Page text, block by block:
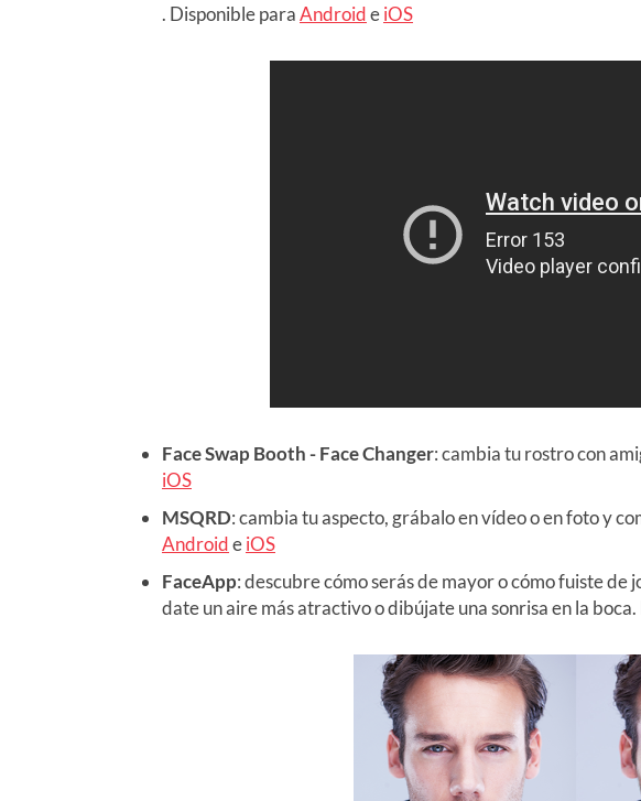
. Disponible paraAndroideiOS
Face Swap Booth - Face Changer: cambia tu rostro con
iOS
MSQRD: cambia tu aspecto, grábalo en vídeo o en foto y
AndroideiOS
FaceApp: descubre cómo serás de mayor o cómo fuiste de
date un aire más atractivo o dibújate una sonrisa en la